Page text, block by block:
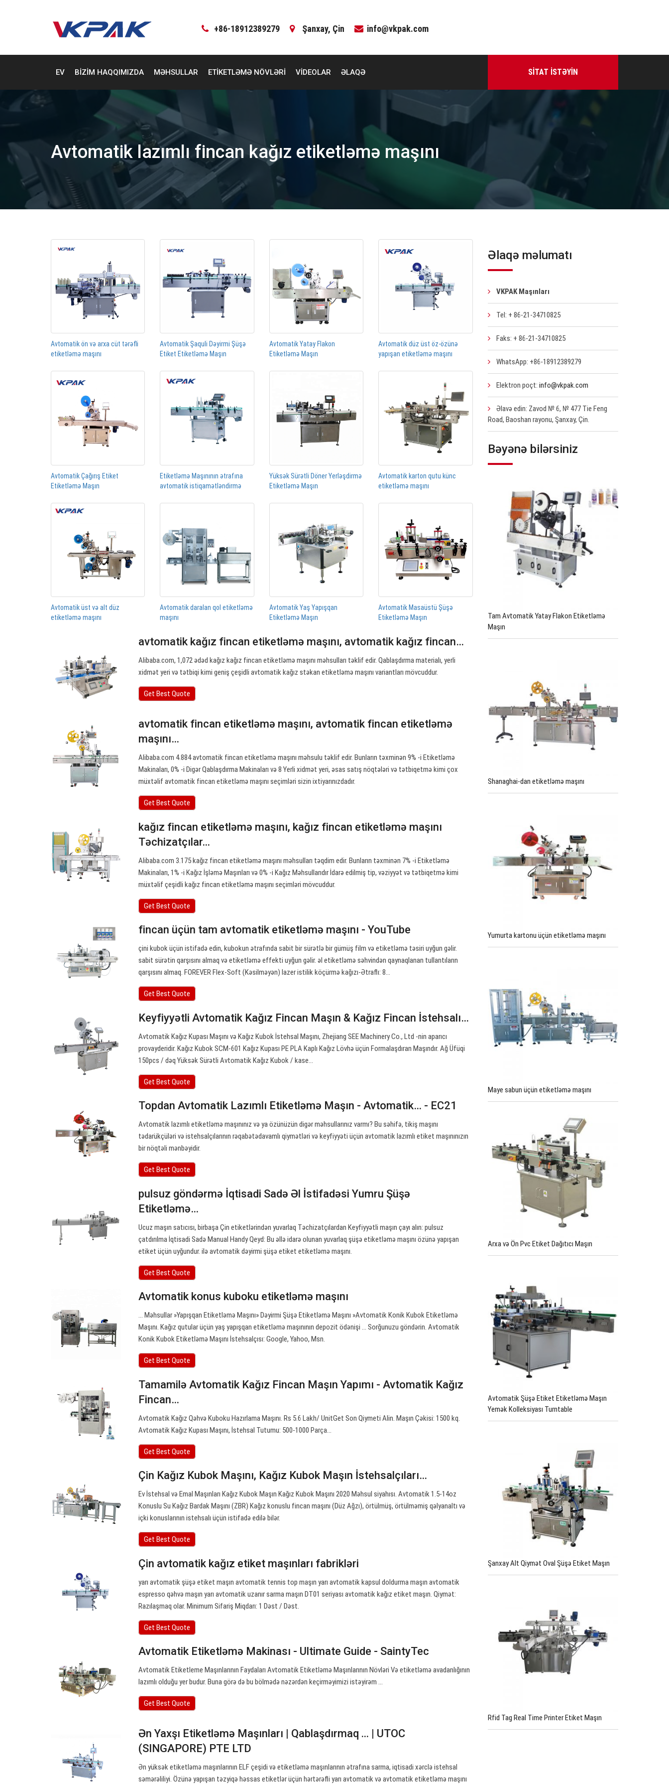
+86-18912389279 Şanxay, Çin info@vkpak.com
EV BIZIM HAQQIMIZDA MƏHSULLAR ETIKETLƏMƏ NÖVLƏRI VIDEOLAR ƏLAQƏ SITAT ISTƏYIN
Avtomatik lazımlı fincan kağız etiketləmə maşını
Avtomatik ön və arxa cüt tərəfli
etiketləmə maşını
Avtomatik Şaquli Dəyirmi Şüşə
Etiket Etiketləmə Maşın
Avtomatik Yatay Flakon
Etiketləmə Maşın
Avtomatik düz üst öz-özünə
yapışan etiketləmə maşını
Avtomatik Çağırış Etiket
Etiketləmə Maşın
Etiketləmə Maşınının ətrafına
avtomatik istiqamətləndirmə
Yüksək Sürətli Döner Yerləşdirmə
Etiketləmə Maşın
Avtomatik karton qutu künc
etiketləmə maşını
Avtomatik üst və alt düz
etiketləmə maşını
Avtomatik daralan qol etiketləmə
maşını
Avtomatik Yaş Yapışqan
Etiketləmə Maşın
Avtomatik Masaüstü Şüşə
Etiketləmə Maşın
avtomatik kağız fincan etiketləmə maşını, avtomatik kağız fincan…
Alibaba.com, 1,072 ədəd kağız kağız fincan etiketləmə maşını məhsulları təklif edir. Qablaşdırma materialı, yerli
xidmət yeri və tətbiqi kimi geniş çeşidli avtomatik kağız stəkan etiketləmə maşını variantları mövcuddur.
Get Best Quote
avtomatik fincan etiketləmə maşını, avtomatik fincan etiketləmə
maşını…
Alibaba.com 4.884 avtomatik fincan etiketləmə maşını məhsulu təklif edir. Bunların təxminən 9% -i Etiketləmə
Makinaları, 0% -i Digər Qablaşdırma Makinaları və 8 Yerli xidmət yeri, əsas satış nöqtələri və tətbiqetmə kimi çox
müxtəlif avtomatik fincan etiketləmə maşını seçimləri sizin ixtiyarınızdadır.
Get Best Quote
kağız fincan etiketləmə maşını, kağız fincan etiketləmə maşını
Təchizatçılar…
Alibaba.com 3.175 kağız fincan etiketləmə maşını məhsulları təqdim edir. Bunların təxminən 7% -i Etiketləmə
Makinaları, 1% -i Kağız İşləmə Maşınları və 0% -i Kağız Məhsullarıdır İdarə edilmiş tip, vəziyyət və tətbiqetmə kimi
müxtəlif çeşidli kağız fincan etiketləmə maşını seçimləri mövcuddur.
Get Best Quote
fincan üçün tam avtomatik etiketləmə maşını - YouTube
çini kubok üçün istifadə edin, kubokun ətrafında sabit bir sürətlə bir gümüş film və etiketləmə təsiri uyğun gəlir.
sabit sürətin qarşısını almaq və etiketləmə effekti uyğun gəlir. əl etiketləmə səhvindən qaynaqlanan tullantıların
qarşısını almaq. FOREVER Flex-Soft (Kəsilməyən) lazer istilik köçürmə kağızı-Ətraflı: 8…
Get Best Quote
Keyfiyyətli Avtomatik Kağız Fincan Maşın & Kağız Fincan İstehsalı…
Avtomatik Kağız Kupası Maşını və Kağız Kubok İstehsal Maşını, Zhejiang SEE Machinery Co., Ltd -nin aparıcı
provayderidir. Kağız Kubok SCM-601 Kağız Kupası PE PLA Kaplı Kağız Lövhə üçün Formalaşdıran Maşındır. Ağ Üfüqi
150pcs / dəq Yüksək Sürətli Avtomatik Kağız Kubok / kase…
Get Best Quote
Topdan Avtomatik Lazımlı Etiketləmə Maşın - Avtomatik… - EC21
Avtomatik lazımlı etiketləmə maşınınız və ya özünüzün digər məhsullarınız varmı? Bu səhifə, tikiş maşını
tədarükçüləri və istehsalçılarının rəqabətədavamlı qiymətləri və keyfiyyəti üçün avtomatik lazımlı etiket maşınınızın
bir nöqtəli mənbəyidir.
Get Best Quote
pulsuz göndərmə İqtisadi Sadə Əl İstifadəsi Yumru Şüşə
Etiketləmə…
Ucuz maşın satıcısı, birbaşa Çin etiketlərindən yuvarlaq Təchizatçılardan Keyfiyyətli maşın çayı alın: pulsuz
çatdırılma İqtisadi Sadə Manual Handy Qeyd: Bu əllə idarə olunan yuvarlaq şüşə etiketləmə maşını özünə yapışan
etiket üçün uyğundur. ilə avtomatik dəyirmi şüşə etiket etiketləmə maşını.
Get Best Quote
Avtomatik konus kuboku etiketləmə maşını
… Məhsullar »Yapışqan Etiketləmə Maşını» Dəyirmi Şüşə Etiketləmə Maşını »Avtomatik Konik Kubok Etiketləmə
Maşını. Kağız qutular üçün yaş yapışqan etiketləmə maşınının depozit ödənişi ... Sorğunuzu göndərin. Avtomatik
Konik Kubok Etiketləmə Maşını İstehsalçısı: Google, Yahoo, Msn.
Get Best Quote
Tamamilə Avtomatik Kağız Fincan Maşın Yapımı - Avtomatik Kağız
Fincan…
Avtomatik Kağız Qəhvə Kuboku Hazırlama Maşını. Rs 5.6 Lakh/ UnitGet Son Qiymeti Alin. Maşın Çəkisi: 1500 kq.
Avtomatik Kağız Kupası Maşını, İstehsal Tutumu: 500-1000 Parça…
Get Best Quote
Çin Kağız Kubok Maşını, Kağız Kubok Maşın İstehsalçıları…
Ev İstehsal və Emal Maşınları Kağız Kubok Maşın Kağız Kubok Maşını 2020 Məhsul siyahısı. Avtomatik 1.5-14oz
Konuslu Su Kağız Bardak Maşını (ZBR) Kağız konuslu fincan maşını (Düz Ağzı), örtülmüş, örtülməmiş qəlyanaltı və
içki konuslarının istehsalı üçün istifadə edilə bilər.
Get Best Quote
Çin avtomatik kağız etiket maşınları fabrikləri
yarı avtomatik şüşə etiket maşın avtomatik tennis top maşın yarı avtomatik kapsul doldurma maşın avtomatik
espresso qəhvə maşın yarı avtomatik uzanır sarma maşın DT01 seriyası avtomatik kağız etiket maşın. Qiymət:
Razılaşmaq olar. Minimum Sifariş Miqdarı: 1 Dəst / Dəst.
Get Best Quote
Avtomatik Etiketləmə Makinası - Ultimate Guide - SaintyTec
Avtomatik Etiketleme Maşınlarının Faydaları Avtomatik Etiketləmə Maşınlarının Növləri Və etiketləmə avadanlığının
lazımlı olduğu yer budur. Buna görə də bu bölmədə nəzərdən keçirməyimizi istəyirəm ...
Get Best Quote
Ən Yaxşı Etiketləmə Maşınları | Qablaşdırmaq ... | UTOC
(SINGAPORE) PTE LTD
Ən yüksək etiketləmə maşınlarının ELF çeşidi və etiketləmə maşınlarının ətrafına sarma, iqtisadi xərclə istehsal
səmərəliliyi. Özünə yapışan təzyiqə həssas etiketlər üçün hərtərəfli yarı avtomatik və avtomatik etiketləmə maşını
Əlaqə məlumatı
VKPAK Maşınları
Tel: + 86-21-34710825
Faks: + 86-21-34710825
WhatsApp: +86-18912389279
Elektron poçt: info@vkpak.com
Əlavə edin: Zavod № 6, № 477 Tie Feng
Road, Baoshan rayonu, Şanxay, Çin.
Bəyənə bilərsiniz
Tam Avtomatik Yatay Flakon Etiketləmə
Maşın
Shanaghai-dan etiketləmə maşını
Yumurta kartonu üçün etiketləmə maşını
Maye sabun üçün etiketləmə maşını
Arxa və Ön Pvc Etiket Dağıtıcı Maşın
Avtomatik Şüşə Etiket Etiketləmə Maşın
Yemək Kolleksiyası Turntable
Şanxay Alt Qiymət Oval Şüşə Etiket Maşın
Rfid Tag Real Time Printer Etiket Maşın